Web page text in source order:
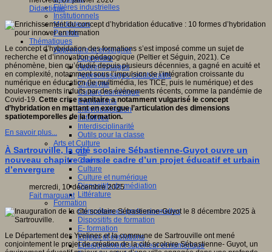
Filières industrielles
Institutionnels
Médiateurs
Parents
Thématiques
Apprendre et enseigner
Apprendre
Apprentissages
Apprentissages collaboratifs
Créativité
Culture numérique
Evaluations
Individualisation
Initiatives
Interdisciplinarité
Outils pour la classe
Arts et Culture
Art
Cinéma
Culture
Culture et numérique
Dispositifs de médiation
Littérature
Formation
Compétences professionnelles
Dispositifs de formation
E- formation
Enjeux et évolutions
Enseignement supérieur et numérique
Didactique
Le concept d’hybridation des formations s’est imposé comme un sujet de
recherche et d’innovation pédagogique (Peltier et Séguin, 2021). Ce
phénomène, bien qu’étudié depuis plusieurs décennies, a gagné en acuité et
en complexité, notamment sous l’impulsion de l’intégration croissante du
numérique en éducation (le multimédia, les TICE, puis le numérique) et des
bouleversements induits par des événements récents, comme la pandémie de
Covid-19. Cette crise sanitaire a notamment vulgarisé le concept
d’hybridation en mettant en exergue l’articulation des dimensions
spatiotemporelles de la formation.
En savoir plus...
À Sartrouville, la cité scolaire Sébastienne-Guyot ouvre un
nouveau chapitre dans le cadre d’un projet éducatif et urbain
d’envergure
mercredi, 10 décembre 2025
Fait marquant
Le Département des Yvelines et la commune de Sartrouville ont mené
conjointement le projet de création de la cité scolaire Sébastienne- Guyot, un